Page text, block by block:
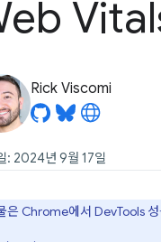
Rick Viscomi
: 2024년 9월 17일
은 Chrome에서 DevTools